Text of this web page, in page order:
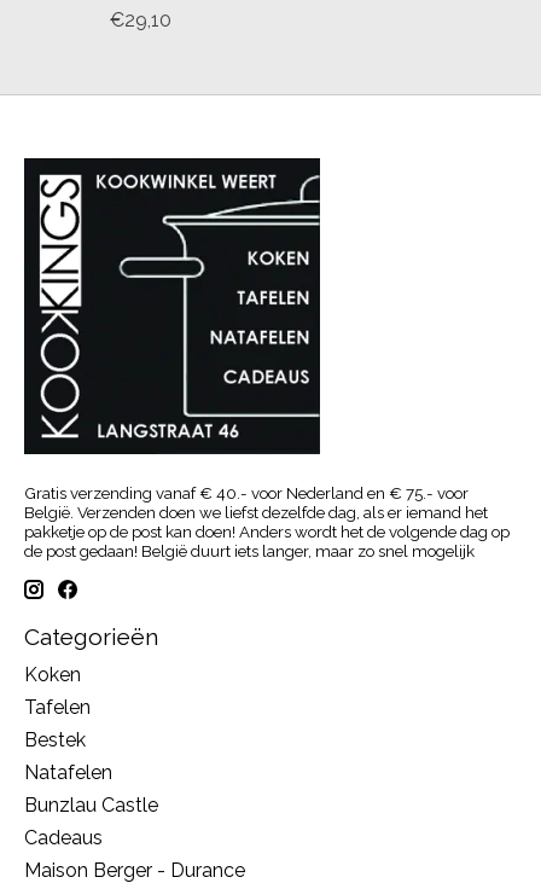
€29,10
Gratis verzending vanaf € 40.- voor Nederland en € 75.- voor
België. Verzenden doen we liefst dezelfde dag, als er iemand het
pakketje op de post kan doen! Anders wordt het de volgende dag op
de post gedaan! België duurt iets langer, maar zo snel mogelijk
Categorieën
Koken
Tafelen
Bestek
Natafelen
Bunzlau Castle
Cadeaus
Maison Berger - Durance